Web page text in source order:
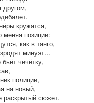
другом,
кружатся,
меняя позиции:
как в танго,
минуэт…
чечётку,
полиции,
на новый,
раскрытый сюжет.